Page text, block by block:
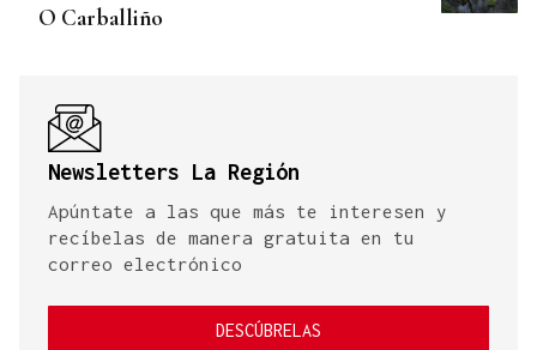
O Carballiño
Newsletters La Región
Apúntate a las que más te interesen y
recíbelas de manera gratuita en tu
correo electrónico
DESCÚBRELAS